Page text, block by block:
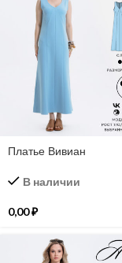
Платье Вивиан
В наличии
0,00₽